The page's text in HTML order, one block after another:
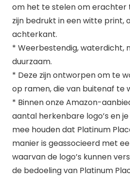
om het te stelen om erachter
zijn bedrukt in een witte print,
achterkant.
* Weerbestendig, waterdicht,
duurzaam.
* Deze zijn ontworpen om te
op ramen, die van buitenaf te
* Binnen onze Amazon-
aantal herkenbare logo’s en
mee houden dat Platinum
manier is geassocieerd met
waarvan de logo’s kunnen
de bedoeling van Platinum